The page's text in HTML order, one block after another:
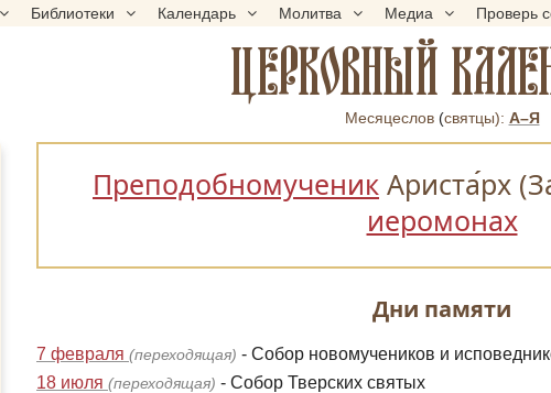
Библиотеки Календарь Молитва Медиа Проверь
ЦЕРКОВНЫЙ
Месяцеслов(cвятцы): А–Я
Преподобномученик Аристарх
иеромонах
Дни памяти
7 февраля (переходящая) - Собор новомучеников и
18 июля (переходящая) - Собор Тверских святых